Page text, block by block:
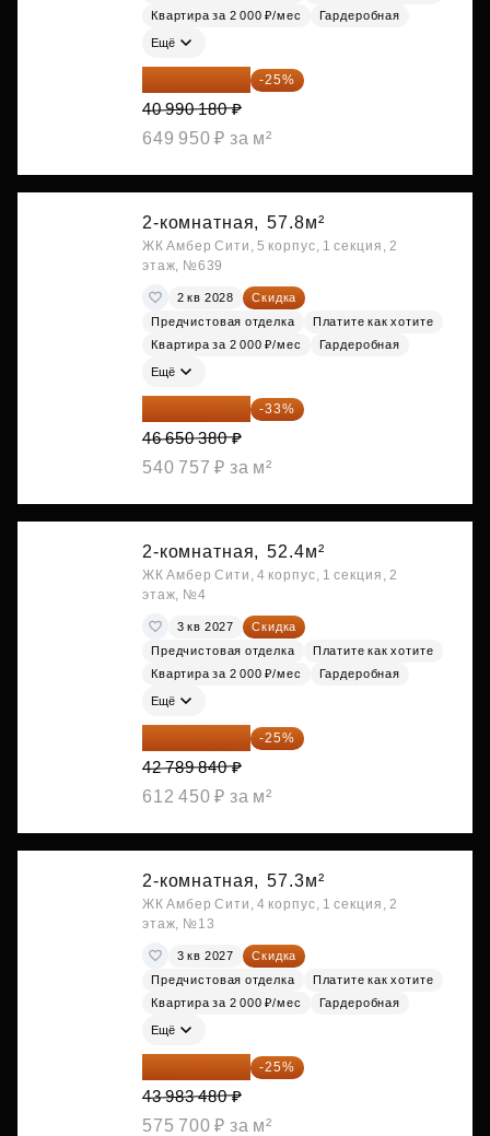
Квартира за 2 000 ₽/мес
Гардеробная
Ещё
30 742 635 ₽ -25%
40 990 180 ₽
649 950 ₽ за м²
2-комнатная, 57.8м²
ЖК Амбер Сити, 5 корпус, 1 секция, 2
этаж, №639
2 кв 2028
Скидка
Предчистовая отделка
Платите как хотите
Квартира за 2 000 ₽/мес
Гардеробная
Ещё
31 255 755 ₽ -33%
46 650 380 ₽
540 757 ₽ за м²
2-комнатная, 52.4м²
ЖК Амбер Сити, 4 корпус, 1 секция, 2
этаж, №4
3 кв 2027
Скидка
Предчистовая отделка
Платите как хотите
Квартира за 2 000 ₽/мес
Гардеробная
Ещё
32 092 380 ₽ -25%
42 789 840 ₽
612 450 ₽ за м²
2-комнатная, 57.3м²
ЖК Амбер Сити, 4 корпус, 1 секция, 2
этаж, №13
3 кв 2027
Скидка
Предчистовая отделка
Платите как хотите
Квартира за 2 000 ₽/мес
Гардеробная
Ещё
32 987 610 ₽ -25%
43 983 480 ₽
575 700 ₽ за м²